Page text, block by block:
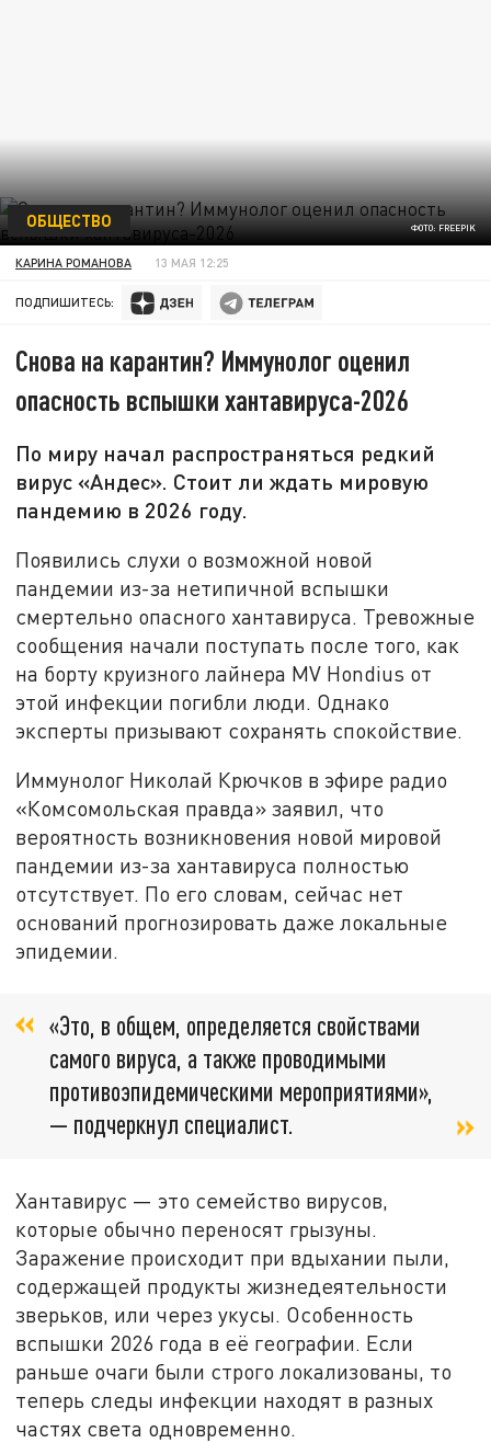
ФОТО: FREEPIK
ОБЩЕСТВО
КАРИНА РОМАНОВА 13 МАЯ 12:25
ПОДПИШИТЕСЬ:
Снова на карантин? Иммунолог оценил
опасность вспышки хантавируса-2026
По миру начал распространяться редкий
вирус «Андес». Стоит ли ждать мировую
пандемию в 2026 году.
Появились слухи о возможной новой
пандемии из-за нетипичной вспышки
смертельно опасного хантавируса. Тревожные
сообщения начали поступать после того, как
на борту круизного лайнера MV Hondius от
этой инфекции погибли люди. Однако
эксперты призывают сохранять спокойствие.
Иммунолог Николай Крючков в эфире радио
«Комсомольская правда» заявил, что
вероятность возникновения новой мировой
пандемии из-за хантавируса полностью
отсутствует. По его словам, сейчас нет
оснований прогнозировать даже локальные
эпидемии.
«Это, в общем, определяется свойствами
самого вируса, а также проводимыми
противоэпидемическими мероприятиями»,
— подчеркнул специалист.
Хантавирус — это семейство вирусов,
которые обычно переносят грызуны.
Заражение происходит при вдыхании пыли,
содержащей продукты жизнедеятельности
зверьков, или через укусы. Особенность
вспышки 2026 года в её географии. Если
раньше очаги были строго локализованы, то
теперь следы инфекции находят в разных
частях света одновременно.